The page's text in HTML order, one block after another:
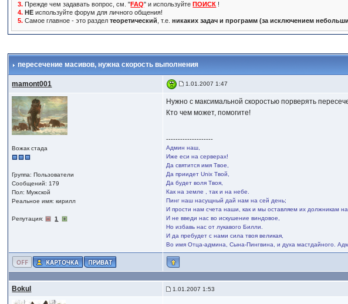
3. Прежде чем задавать вопрос, см. "FAQ" и используйтеПОИСК !
4. НЕ используйте форум для личного общения!
5. Самое главное - это разделтеоретический , т.е.никаких задач и программ (за исключением
пересечение масивов, нужна скорость выполнения
mamont001 1.01.2007 1:47
Вожак стада
Группа: Пользователи
Сообщений: 179
Пол: Мужской
Реальное имя: кирилл
Репутация: 1
Нужно с максимальной скоростью порверять
Кто чем может, помогите!
--------------------
Админ наш,
Иже еси на серверах!
Да святится имя Твое,
Да приидет Unix Твой,
Да будет воля Твоя,
Как на земле , так и на небе.
Пинг наш насущный дай нам на сей день;
И прости нам счета наши, как и мы оставляем их должникам
И не введи нас во искушение виндовое,
Но избавь нас от лукавого Билли.
И да пребудет с нами сила твоя великая,
Во имя Отца-админа, Сына-Пингвина, и духа мастдайного.
Bokul 1.01.2007 1:53